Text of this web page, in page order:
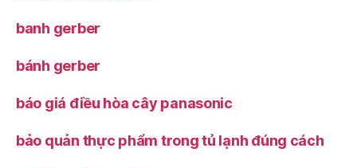
banh gerber
bánh gerber
báo giá điều hòa cây panasonic
bảo quản thực phẩm trong tủ lạnh đúng cách